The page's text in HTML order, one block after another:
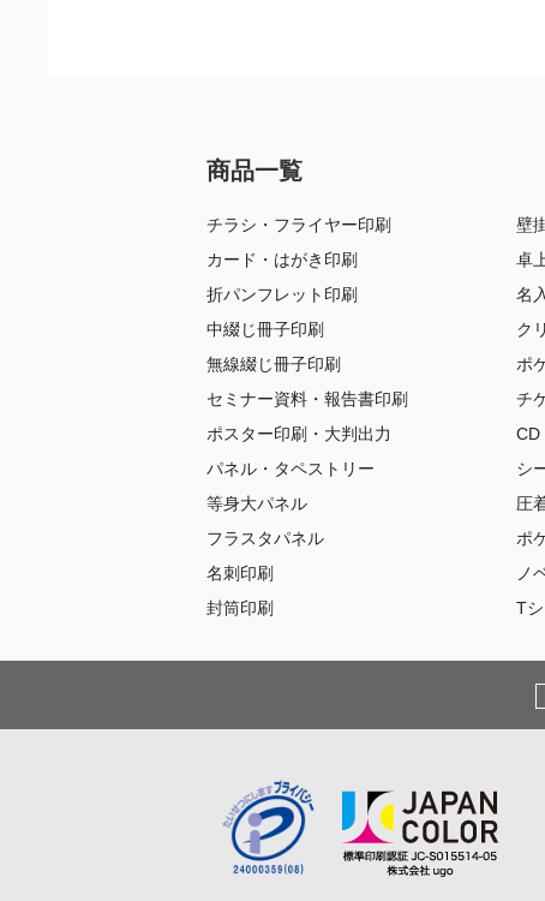
商品一覧
チラシ・フライヤー印刷
カード・はがき印刷
折パンフレット印刷
中綴じ冊子印刷
無線綴じ冊子印刷
セミナー資料・報告書印刷
ポスター印刷・大判出力
パネル・タペストリー
等身大パネル
フラスタパネル
名刺印刷
封筒印刷
壁
卓
名
ク
ポ
チ
CD
シ
圧
ポ
ノ
T